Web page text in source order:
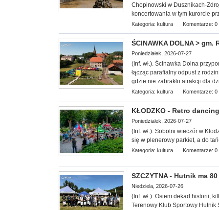
Chopinowski w Dusznikach-
koncertowania w tym kurorcie
Kategoria: kultura Komentarze: 0
ŚCINAWKA DOLNA >
Poniedziałek, 2026-07-27
(Inf. wł.). Ścinawka Dolna
łącząc parafialny odpust z
gdzie nie zabrakło atrakcji dla
Kategoria: kultura Komentarze: 0
KŁODZKO - Retro
Poniedziałek, 2026-07-27
(Inf. wł.). Sobotni wieczór w
się w plenerowy parkiet, a do
Kategoria: kultura Komentarze: 0
SZCZYTNA - Hutnik ma
Niedziela, 2026-07-26
(Inf. wł.). Osiem dekad historii,
Terenowy Klub Sportowy Hutnik